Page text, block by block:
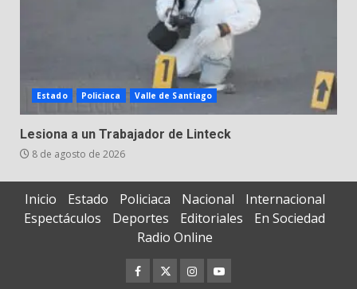
Estado Policiaca Valle de Santiago
Lesiona a un Trabajador de Linteck
8 de agosto de 2026
Inicio Estado Policiaca Nacional
Internacional
Espectáculos
Deportes Editoriales
En Sociedad
Radio Online
Facebook
TwitterInstagram
Youtube